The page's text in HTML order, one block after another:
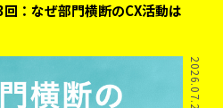
：なぜ部門横断のCX活動は